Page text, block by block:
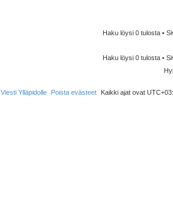
Haku löysi 0 tulosta •
Haku löysi 0 tulosta •
Kaikki ajat ovat
Poista evästeet
Viesti Ylläpidolle